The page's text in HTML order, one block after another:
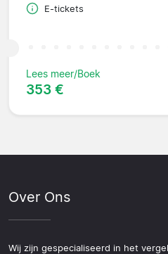
E-tickets
Lees meer/Boek
353 €
Over Ons
Wij zijn gespecialiseerd in het